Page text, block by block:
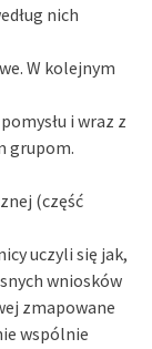
nich
W kolejnym
i wraz z
grupom.
(część
uczyli się jak,
wniosków
zmapowane
wspólnie